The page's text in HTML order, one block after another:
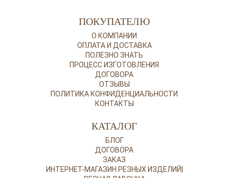
ПОКУПАТЕЛЮ
О КОМПАНИИ
ОПЛАТА И ДОСТАВКА
ПОЛЕЗНО ЗНАТЬ
ПРОЦЕСС ИЗГОТОВЛЕНИЯ
ДОГОВОРА
ОТЗЫВЫ
ПОЛИТИКА КОНФИДЕНЦИАЛЬНОСТИ
КОНТАКТЫ
КАТАЛОГ
БЛОГ
ДОГОВОРА
ЗАКАЗ
ИНТЕРНЕТ-МАГАЗИН РЕЗНЫХ ИЗДЕЛИЙ|